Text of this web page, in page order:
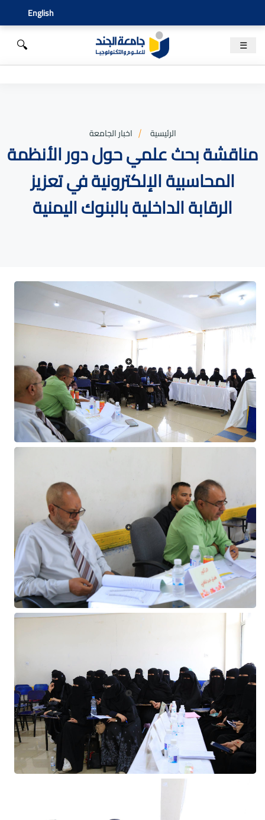
English
☰
🔍
الرئيسية اخبار الجامعة
مناقشة بحث علمي حول دور الأنظمة
المحاسبية الإلكترونية في تعزيز
الرقابة الداخلية بالبنوك اليمنية